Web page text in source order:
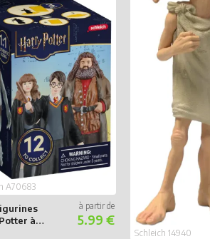
à
A70683
5.99 €
Schleich 14940